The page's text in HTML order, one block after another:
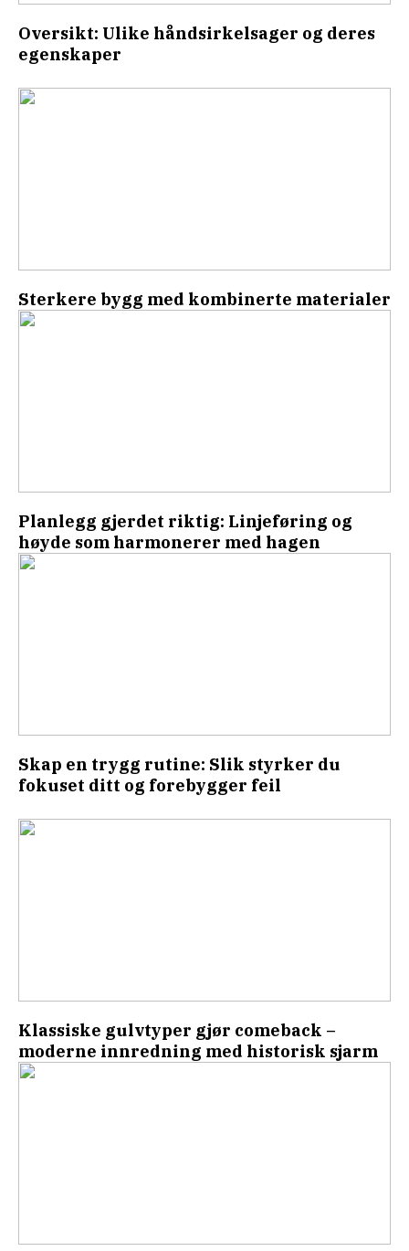
Oversikt: Ulike håndsirkelsager og deres
egenskaper
Sterkere bygg med kombinerte materialer
Planlegg gjerdet riktig: Linjeføring og
høyde som harmonerer med hagen
Skap en trygg rutine: Slik styrker du
fokuset ditt og forebygger feil
Klassiske gulvtyper gjør comeback –
moderne innredning med historisk sjarm